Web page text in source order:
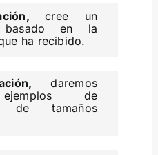
cree un
basado en la
ha recibido.
daremos
de
de tamaños